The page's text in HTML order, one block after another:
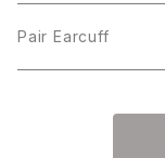
Pair Earcuff